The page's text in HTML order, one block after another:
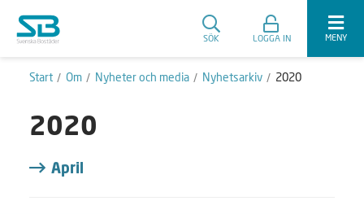
SÖK LOGGA IN MENY
Start Om Nyheter och media Nyhetsarkiv 2020
2020
April